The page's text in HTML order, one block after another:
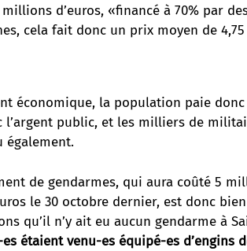
d’euros, «financé à 70% par
cela fait donc un prix moyen de
économique, la population paie
l’argent public, et les milliers de
également.
de gendarmes, qui aura coûté 5
le 30 octobre dernier, est donc
qu’il n’y ait eu aucun gendarme à
étaient venu-es équipé-es d’engins